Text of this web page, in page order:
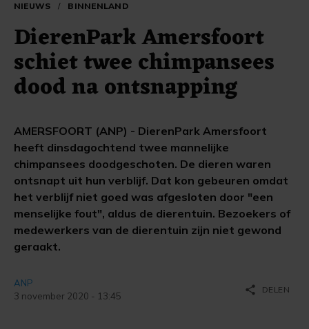
NIEUWS / BINNENLAND
DierenPark Amersfoort
schiet twee chimpansees
dood na ontsnapping
AMERSFOORT (ANP) - DierenPark Amersfoort
heeft dinsdagochtend twee mannelijke
chimpansees doodgeschoten. De dieren waren
ontsnapt uit hun verblijf. Dat kon gebeuren omdat
het verblijf niet goed was afgesloten door "een
menselijke fout", aldus de dierentuin. Bezoekers of
medewerkers van de dierentuin zijn niet gewond
geraakt.
ANP
3 november 2020 - 13:45
share DELEN